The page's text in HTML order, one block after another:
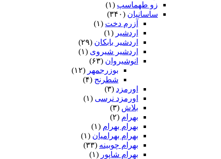
زو طهماسپ‏ (۱)
ساسانیان (۳۴۰)
آزرم دخت (۱)
اردشیر (۱)
اردشیر بابکان (۲۹)
اردشیر شیروی (۱)
انوشیروان (۶۳)
بوزرجمهر (۱۲)
شطرنج (۴)
اورمزد (۳)
اورمزد نرسى‏ (۱)
بلاش (۳)
بهرام (۲)
بهرام بهرام (۱)
بهرام بهرامیان‏ (۱)
بهرام چوبینه (۳۳)
بهرام شاپور (۱)